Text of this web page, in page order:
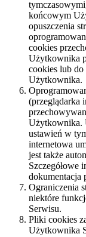
końcowym
opuszczenia
cookies
Użytkownika
cookies lub do
Użytkownika.
(przeglądarka
Użytkownika.
ustawień w
internetowa
jest także
Szczegółowe
dokumentacja
Ograniczenia
niektóre
Serwisu.
Pliki cookies
Użytkownika